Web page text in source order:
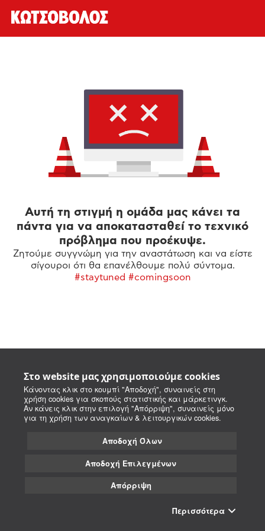
Στο website μας χρησιμοποιούμε cookies
Κάνοντας κλικ στο κουμπί "Αποδοχή", συναινείς στη
χρήση cookies για σκοπούς στατιστικής και μάρκετινγκ.
Αν κάνεις κλικ στην επιλογή "Απόρριψη", συναινείς μόνο
για τη χρήση των αναγκαίων & λειτουργικών cookies.
Αποδοχή Όλων
Αποδοχή Επιλεγμένων
Απόρριψη
Περισσότερα
Αυτή τη στιγμή η ομάδα μας κάνει τα
πάντα για να αποκατασταθεί το τεχνικό
πρόβλημα που προέκυψε.
Ζητούμε συγγνώμη για την αναστάτωση και να είστε
σίγουροι ότι θα επανέλθουμε πολύ σύντομα.
#staytuned #comingsoon